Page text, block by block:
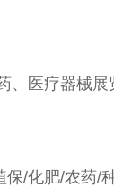
、医疗器械
/化肥/农药/